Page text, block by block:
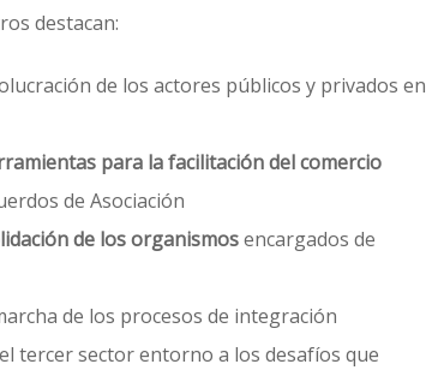
destacan:
de los actores públicos y privados en
para la facilitación del comercio
de Asociación
de los organismosencargados de
de los procesos de integración
tercer sector entorno a los desafíos que